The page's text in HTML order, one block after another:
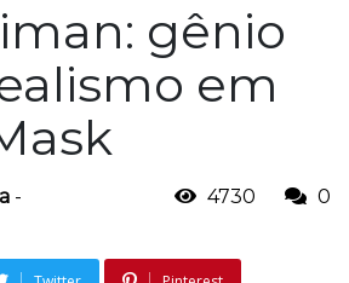
gênio
em
-
4730 0